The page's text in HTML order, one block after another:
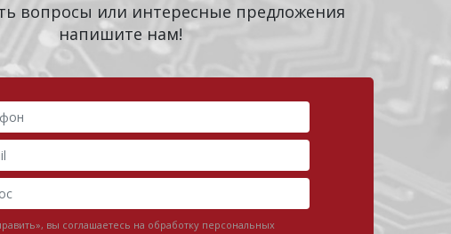
вопросы или интересные предложения
напишите нам!
вы соглашаетесь на обработку персональных